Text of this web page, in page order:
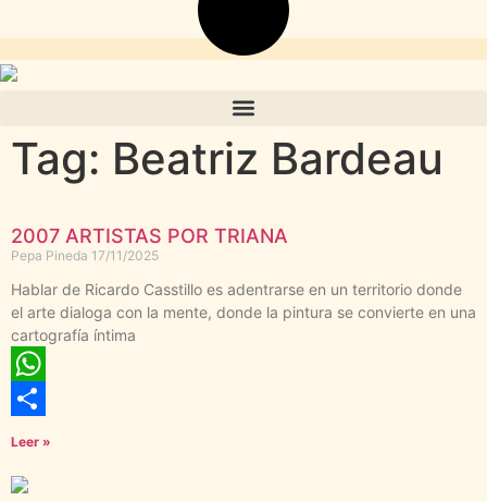
Tag: Beatriz Bardeau
2007 ARTISTAS POR TRIANA
Pepa Pineda 17/11/2025
Hablar de Ricardo Casstillo es adentrarse en un territorio donde
el arte dialoga con la mente, donde la pintura se convierte en una
cartografía íntima
WhatsApp
Compartir
Leer »